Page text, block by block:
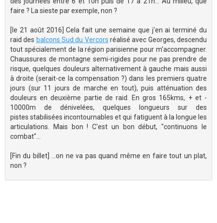
faire ? La sieste par exemple, non ?
[le 21 août 2016] Cela fait une semaine que j'en ai terminé du
raid des balcons Sud du Vercors réalisé avec Georges, descendu
tout spécialement de la région parisienne pour m'accompagner.
Chaussures de montagne semi-rigides pour ne pas prendre de
risque, quelques douleurs alternativement à gauche mais aussi
à droite (serait-ce la compensation ?) dans les premiers quatre
jours (sur 11 jours de marche en tout), puis atténuation des
douleurs en deuxième partie de raid. En gros 165kms, + et -
10000m de dénivelées, quelques longueurs sur des
pistes stabilisées incontournables et qui fatiguent à la longue les
articulations. Mais bon ! C'est un bon début, "continuons le
combat"...
[Fin du billet] ...on ne va pas quand même en faire tout un plat,
non ?